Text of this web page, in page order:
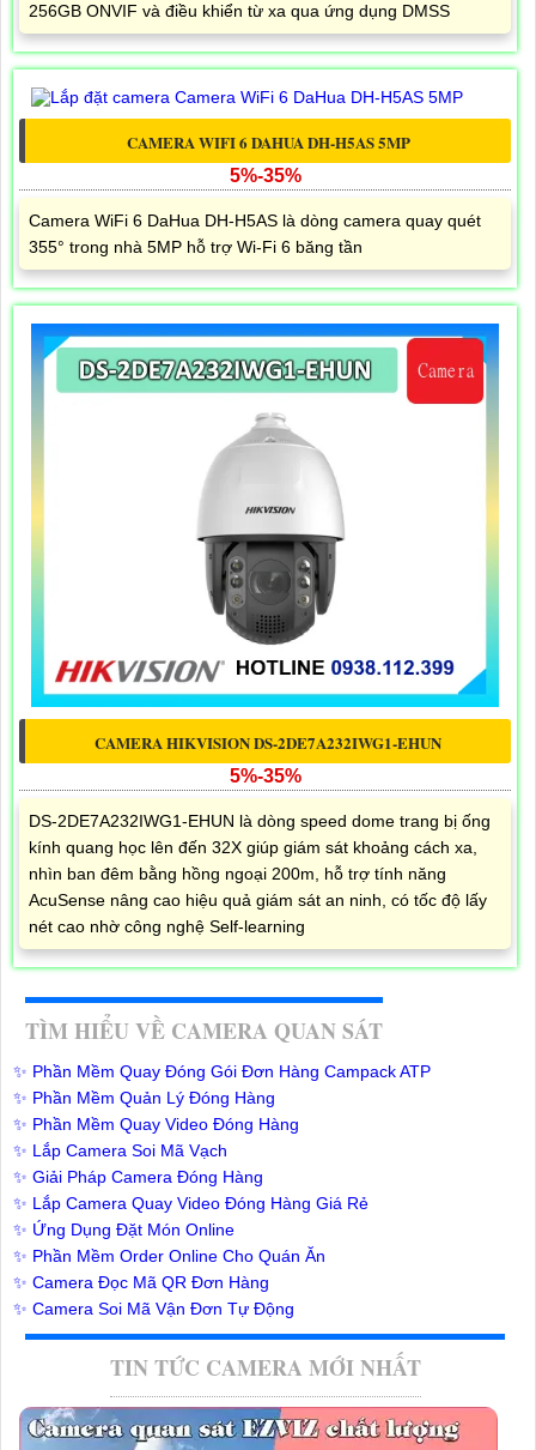
256GB ONVIF và điều khiển từ xa qua ứng dụng DMSS
CAMERA WIFI 6 DAHUA DH-H5AS 5MP
5%-35%
Camera WiFi 6 DaHua DH-H5AS là dòng camera quay quét
355° trong nhà 5MP hỗ trợ Wi-Fi 6 băng tần
CAMERA HIKVISION DS-2DE7A232IWG1-EHUN
5%-35%
DS-2DE7A232IWG1-EHUN là dòng speed dome trang bị ống
kính quang học lên đến 32X giúp giám sát khoảng cách xa,
nhìn ban đêm bằng hồng ngoại 200m, hỗ trợ tính năng
AcuSense nâng cao hiệu quả giám sát an ninh, có tốc độ lấy
nét cao nhờ công nghệ Self-learning
TÌM HIỂU VỀ CAMERA QUAN SÁT
✨ Phần Mềm Quay Đóng Gói Đơn Hàng Campack ATP
✨ Phần Mềm Quản Lý Đóng Hàng
✨ Phần Mềm Quay Video Đóng Hàng
✨ Lắp Camera Soi Mã Vạch
✨ Giải Pháp Camera Đóng Hàng
✨ Lắp Camera Quay Video Đóng Hàng Giá Rẻ
✨ Ứng Dụng Đặt Món Online
✨ Phần Mềm Order Online Cho Quán Ăn
✨ Camera Đọc Mã QR Đơn Hàng
✨ Camera Soi Mã Vận Đơn Tự Động
TIN TỨC CAMERA MỚI NHẤT